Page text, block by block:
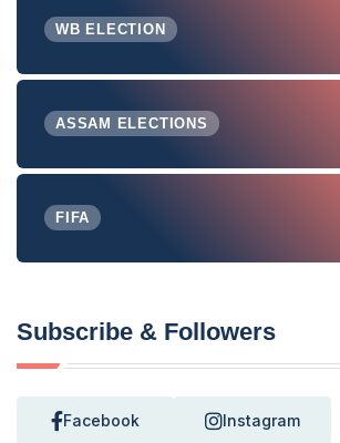
WB ELECTION
ASSAM ELECTIONS
FIFA
Subscribe & Followers
Facebook Instagram